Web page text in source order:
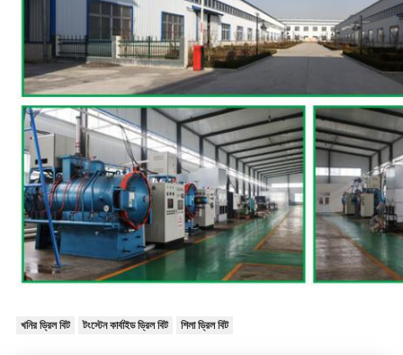
খনির ড্রিল বিট টংস্টেন কার্বাইড ড্রিল বিট শিলা ড্রিল বিট